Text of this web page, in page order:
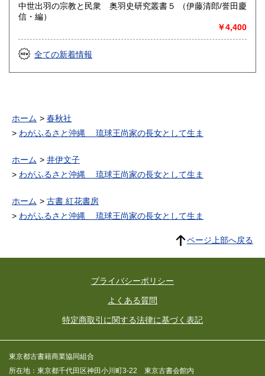
中世出羽の宗教と民衆 奥羽史研究叢書５ （伊藤清郎/誉田慶
信・編）
￥4,400
全ての新着情報
ホーム
春秋社
わがふるさと沖縄 琉球王尚家の長女として生ま
ホーム
井伊文子
わがふるさと沖縄 琉球王尚家の長女として生ま
ホーム
古書 紅花書房
わがふるさと沖縄 琉球王尚家の長女として生ま
ページ上部へ戻る
プライバシーポリシー
よくある質問
特定商取引に関する法律に基づく表記
東京都古書籍商業協同組合
所在地：東京都千代田区神田小川町3-22 東京古書会館内